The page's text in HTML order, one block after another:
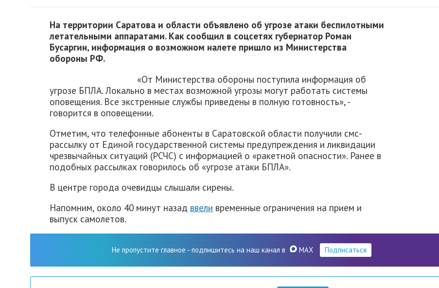
На территории Саратова и области объявлено об угрозе атаки беспилотными
летательными аппаратами. Как сообщил в соцсетях губернатор Роман
Бусаргин, информация о возможном налете пришло из Министерства
обороны РФ.
«От Министерства обороны поступила информация об
угрозе БПЛА. Локально в местах возможной угрозы могут работать системы
оповещения. Все экстренные службы приведены в полную готовность», -
говорится в оповещении.
Отметим, что телефонные абоненты в Саратовской области получили смс-
рассылку от Единой государственной системы предупреждения и ликвидации
чрезвычайных ситуаций (РСЧС) с информацией о «ракетной опасности». Ранее в
подобных рассылках говорилось об «угрозе атаки БПЛА».
В центре города очевидцы слышали сирены.
Напомним, около 40 минут назад ввели временные ограничения на прием и
выпуск самолетов.
Не пропустите главное - подпишитесь на наш канал в MAX Подписаться